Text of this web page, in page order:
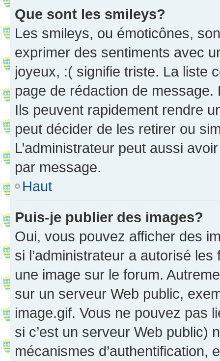
Que sont les smileys?
Les smileys, ou émoticônes,
exprimer des sentiments avec
joyeux, :( signifie triste. La liste
page de rédaction de
Ils peuvent rapidement rendre
peut décider de les retirer ou
L’administrateur peut aussi
par message.
Haut
Puis-je publier des images?
Oui, vous pouvez afficher des
si l’administrateur a autorisé
une image sur le forum.
sur un serveur Web public,
image.gif. Vous ne pouvez pas
si c’est un serveur Web public)
mécanismes d’authentification,